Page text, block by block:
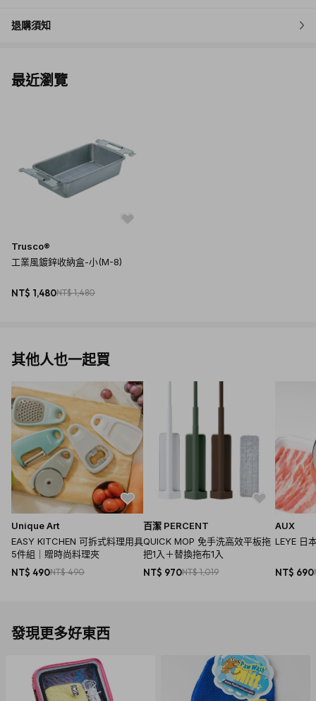
退購須知
最近瀏覽
Trusco®
工業風鍍鋅收納盒-小(M-8)
NT$ 1,480NT$ 1,480
其他人也一起買
Unique Art
EASY KITCHEN 可拆式料理用具
5件組｜贈時尚料理夾
NT$ 490NT$ 490
百潔 PERCENT
QUICK MOP 免手洗高效平板拖
把1入＋替換拖布1入
NT$ 970NT$ 1,019
AUX
LEYE 日
NT$ 690
發現更多好東西